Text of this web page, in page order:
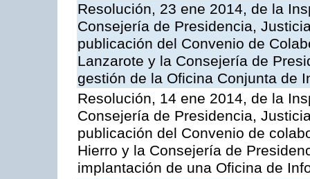
Resolución, 23 ene 2014, de la
Consejería de Presidencia,
publicación del Convenio de
Lanzarote y la Consejería de
gestión de la Oficina Conjunta de
Resolución, 14 ene 2014, de la
Consejería de Presidencia,
publicación del Convenio de
Hierro y la Consejería de
implantación de una Oficina de